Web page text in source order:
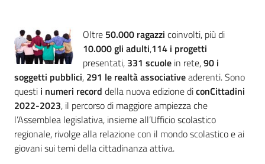
Seguici
su
Oltre 50.000 ragazzi coinvolti, più di
10.000 gli adulti,114 i progetti
presentati, 331 scuole in rete,90 i
soggetti pubblici, 291 le realtà associativeaderenti. Sono
questi i numeri record della nuova edizione diconCittadini
2022-2023, il percorso di maggiore ampiezza che
l’Assemblea legislativa, insieme all’Ufficio scolastico
regionale, rivolge alla relazione con il mondo scolastico e ai
giovani sui temi della cittadinanza attiva.